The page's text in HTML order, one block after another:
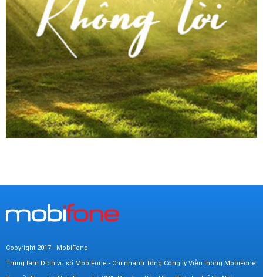
Copyright 2017 - MobiFone
Trung tâm Dịch vụ số MobiFone - Chi nhánh Tổng Công ty Viễn thông MobiFone